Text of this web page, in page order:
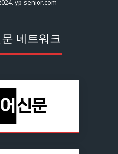
yp-senior.com
네트워크